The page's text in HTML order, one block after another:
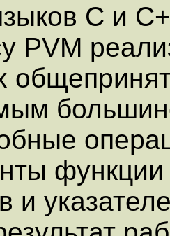
C и
PVM
и